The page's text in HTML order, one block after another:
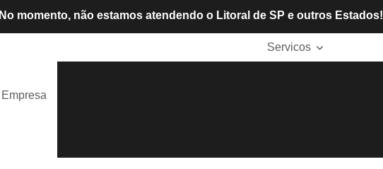
momento, não estamos atendendo o Litoral de SP e outros Estados!
Empresa
Servicos